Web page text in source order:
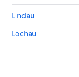
Lindau
Lochau